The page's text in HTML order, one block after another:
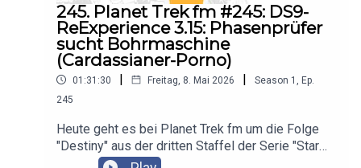
245. Planet Trek fm #245: DS9-
ReExperience 3.15: Phasenprüfer
sucht Bohrmaschine
(Cardassianer-Porno)
01:31:30 | Freitag, 8. Mai 2026 | Season 1 , Ep.
245
Heute geht es bei Planet Trek fm um die Folge
"Destiny" aus der dritten Staffel der Serie "Star
Trek: Deep Space Nine". Es diskutieren Claudia